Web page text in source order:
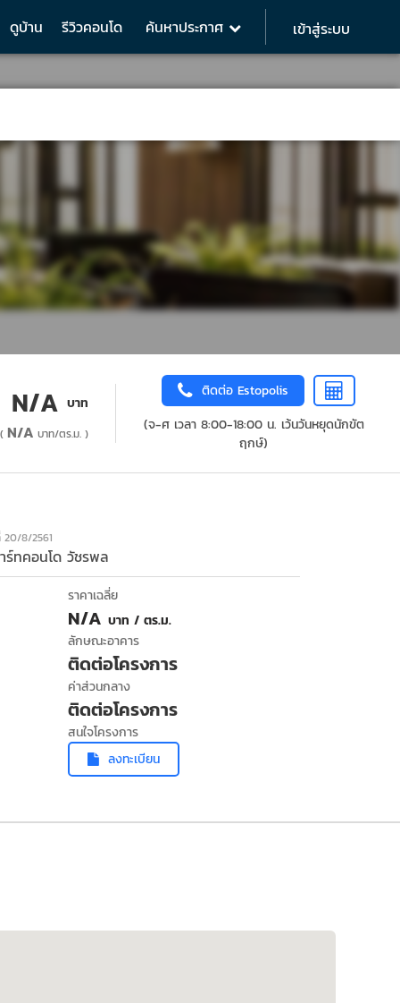
ดูบ้าน รีวิวคอนโด ค้นหาประกาศ เข้าสู่ระบบ
N/A บาท
(N/A บาท/ตร.ม. )
ติดต่อ Estopolis
(จ-ศ เวลา 8:00-18:00 น. เว้นวันหยุดนักขัต
ฤกษ์)
8/2561
ร์ทคอนโด วัชรพล
ราคาเฉลี่ย
N/A บาท / ตร.ม.
ลักษณะอาคาร
ติดต่อโครงการ
ค่าส่วนกลาง
ติดต่อโครงการ
สนใจโครงการ
ลงทะเบียน